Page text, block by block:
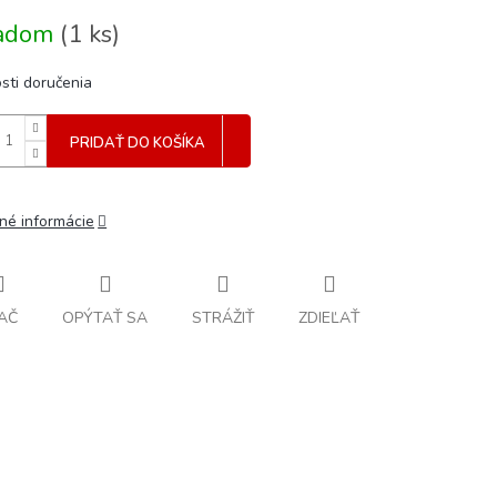
(1 ks)
doručenia
PRIDAŤ DO KOŠÍKA
informácie
OPÝTAŤ SA STRÁŽIŤ ZDIEĽAŤ